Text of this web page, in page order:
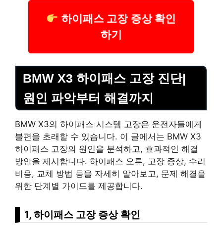
하이패스 고장 증상 확인
하기
BMW X3 하이패스 고장 진단|
원인 파악부터 해결까지
BMW X3의 하이패스 시스템 고장은 운전자들에게
불편을 초래할 수 있습니다. 이 글에서는 BMW X3
하이패스 고장의 원인을 분석하고, 효과적인 해결
방안을 제시합니다. 하이패스 오류, 고장 증상, 수리
비용, 교체 방법 등을 자세히 알아보고, 문제 해결을
위한 단계별 가이드를 제공합니다.
1, 하이패스 고장 증상 확인